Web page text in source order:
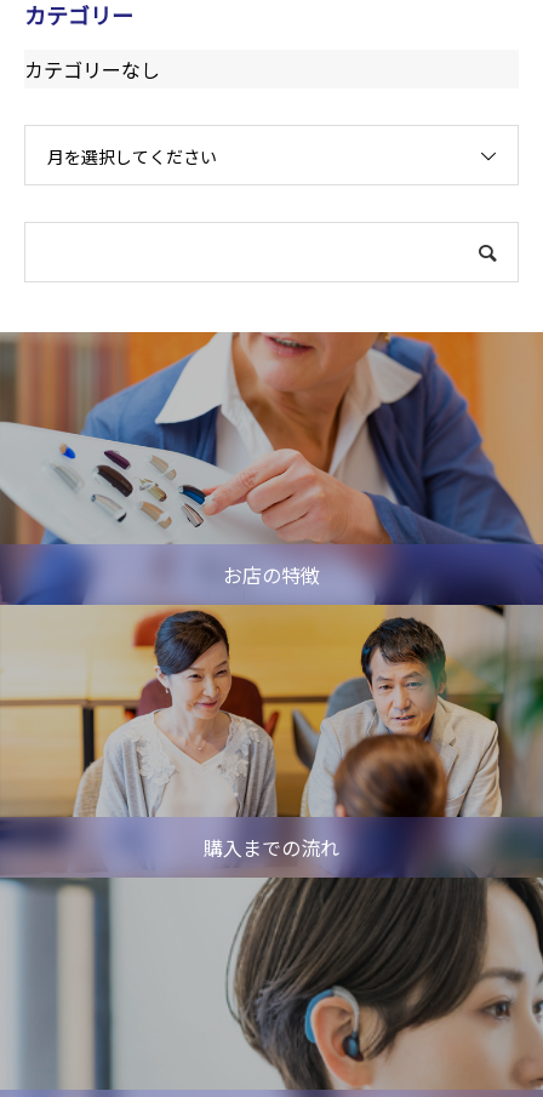
カテゴリー
カテゴリーなし
月を選択してください
お店の特徴
購入までの流れ